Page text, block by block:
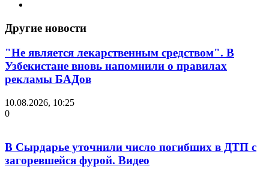
Другие новости
"Не является лекарственным средством". В
Узбекистане вновь напомнили о правилах
рекламы БАДов
10.08.2026, 10:25
0
В Сырдарье уточнили число погибших в ДТП с
загоревшейся фурой. Видео